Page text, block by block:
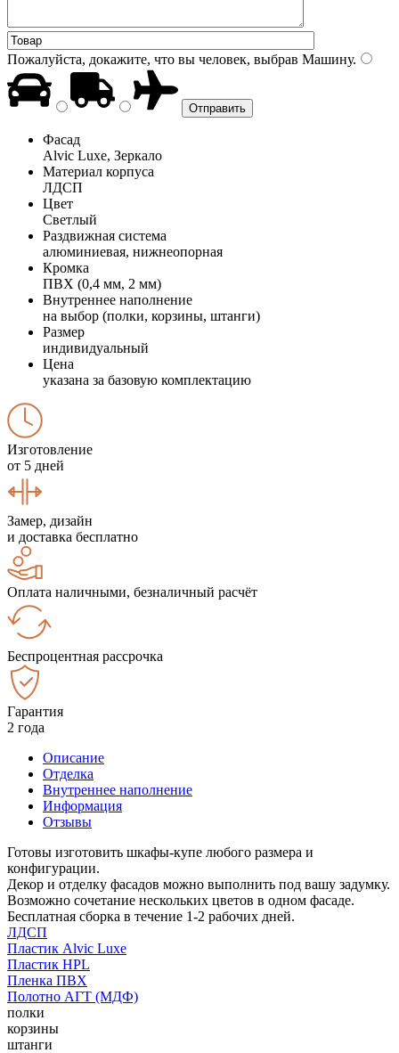
Пожалуйста, докажите, что вы человек, выбрав Машину.
Фасад
Alvic Luxe, Зеркало
Материал корпуса
ЛДСП
Цвет
Светлый
Раздвижная система
алюминиевая, нижнеопорная
Кромка
ПВХ (0,4 мм, 2 мм)
Внутреннее наполнение
на выбор (полки, корзины, штанги)
Размер
индивидуальный
Цена
указана за базовую комплектацию
Изготовление
от 5 дней
Замер, дизайн
и доставка бесплатно
Оплата наличными, безналичный расчёт
Беспроцентная рассрочка
Гарантия
2 года
Описание
Отделка
Внутреннее наполнение
Информация
Отзывы
Готовы изготовить шкафы-купе любого размера и
конфигурации.
Декор и отделку фасадов можно выполнить под вашу задумку.
Возможно сочетание нескольких цветов в одном фасаде.
Бесплатная сборка в течение 1-2 рабочих дней.
ЛДСП
Пластик Alvic Luxe
Пластик HPL
Пленка ПВХ
Полотно АГТ (МДФ)
полки
корзины
штанги